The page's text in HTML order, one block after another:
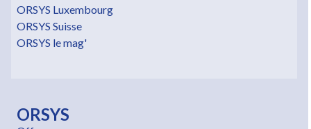
ORSYS Luxembourg
ORSYS Suisse
ORSYS le mag'
ORSYS